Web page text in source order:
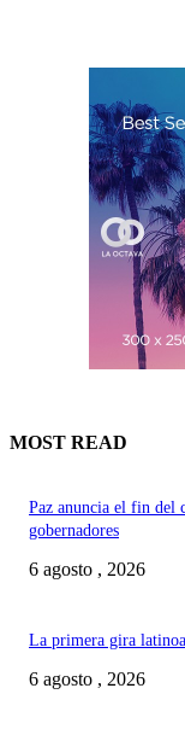
MOST READ
Paz anuncia el fin del
gobernadores
6 agosto , 2026
La primera gira
6 agosto , 2026